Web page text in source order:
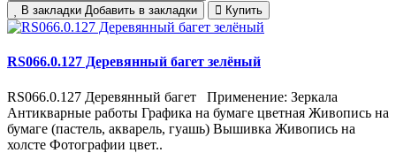
В закладки Добавить в закладки Купить
RS066.0.127 Деревянный багет зелёный
RS066.0.127 Деревянный багет Применение: Зеркала
Антикварные работы Графика на бумаге цветная Живопись на
бумаге (пастель, акварель, гуашь) Вышивка Живопись на
холсте Фотографии цвет..